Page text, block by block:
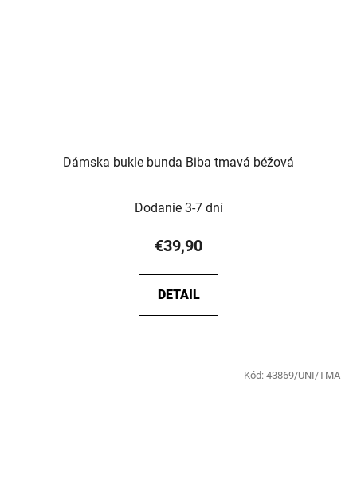
Dámska bukle bunda Biba tmavá béžová
Dodanie 3-7 dní
€39,90
DETAIL
Kód: 43869/UNI/TMA